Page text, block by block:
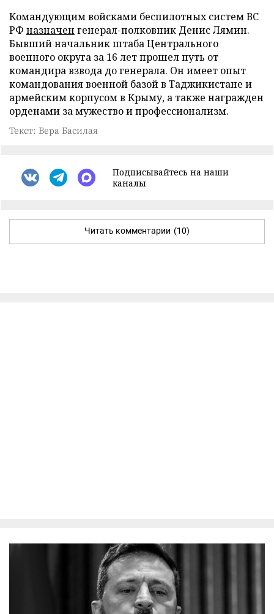
Командующим войсками беспилотных систем ВС
РФ назначен генерал-полковник Денис Лямин.
Бывший начальник штаба Центрального
военного округа за 16 лет прошел путь от
командира взвода до генерала. Он имеет опыт
командования военной базой в Таджикистане и
армейским корпусом в Крыму, а также награжден
орденами за мужество и профессионализм.
Текст: Вера Басилая
Подписывайтесь на наши
каналы
Читать комментарии (10)